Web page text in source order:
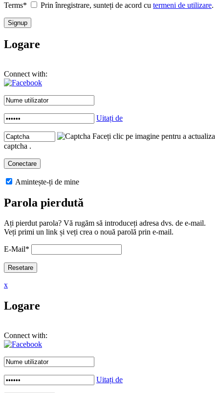
Terms* Prin înregistrare, sunteți de acord cu termeni de utilizare.
Logare
Connect with:
Uitați de
Faceți clic pe imagine pentru a actualiza
captcha .
Amintește-ți de mine
Parola pierdută
Ați pierdut parola? Vă rugăm să introduceți adresa dvs. de e-mail.
Veți primi un link și veți crea o nouă parolă prin e-mail.
E-Mail*
x
Logare
Connect with:
Uitați de